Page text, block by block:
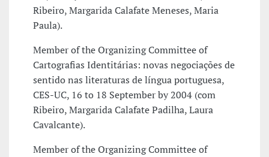
Ribeiro, Margarida Calafate Meneses, Maria
Paula).
Member of the Organizing Committee of
Cartografias Identitárias: novas negociações de
sentido nas literaturas de língua portuguesa,
CES-UC, 16 to 18 September by 2004 (com
Ribeiro, Margarida Calafate Padilha, Laura
Cavalcante).
Member of the Organizing Committee of